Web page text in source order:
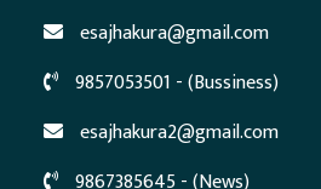
esajhakura@gmail.com
9857053501 - (Bussiness)
esajhakura2@gmail.com